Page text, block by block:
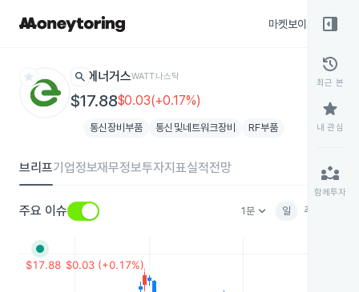
마켓보이스
star search 에너거스WATT나스닥
$17.88$0.03(+0.17%)
통신장비부품 통신및네트워크장비 RF부품
브리프기업정보재무정보투자지표실적전망
주요 이슈 1분keyboard_arrow_down 일 주
right_panel_open
history
최근 본
star
내 관심
partner_exchange
함께투자